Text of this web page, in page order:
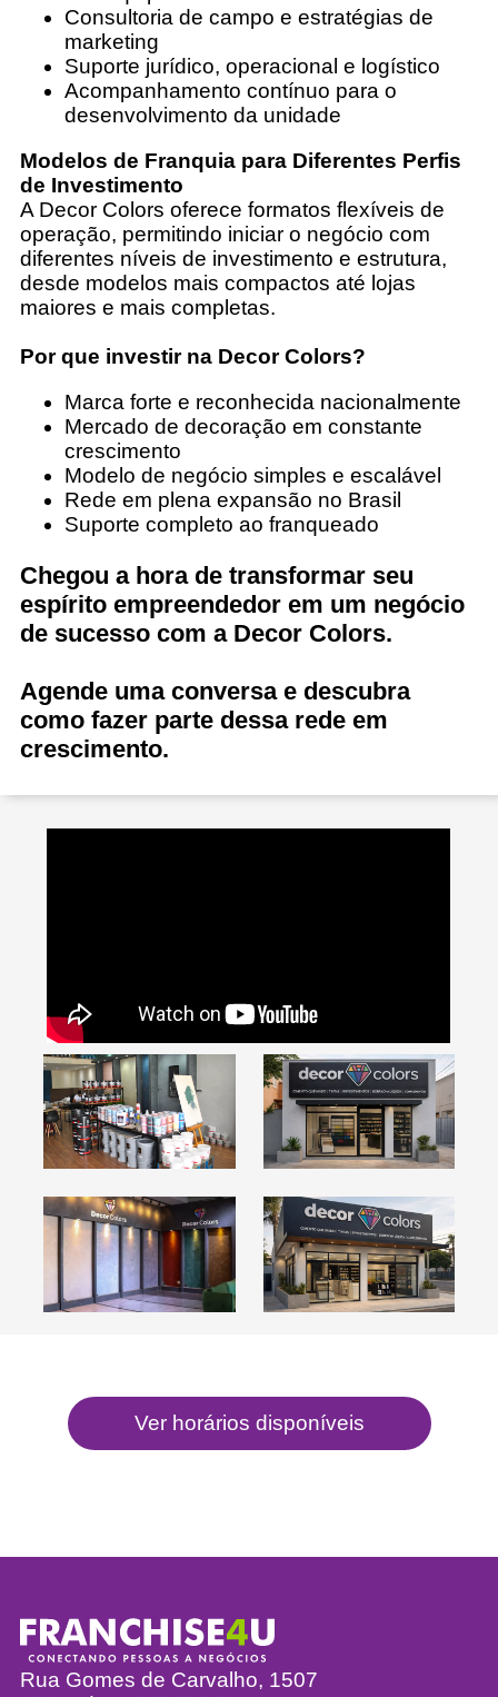
Consultoria de campo e estratégias de
marketing
Suporte jurídico, operacional e logístico
Acompanhamento contínuo para o
desenvolvimento da unidade
Modelos de Franquia para Diferentes Perfis
de Investimento
A Decor Colors oferece formatos flexíveis de
operação, permitindo iniciar o negócio com
diferentes níveis de investimento e estrutura,
desde modelos mais compactos até lojas
maiores e mais completas.
Por que investir na Decor Colors?
Marca forte e reconhecida nacionalmente
Mercado de decoração em constante
crescimento
Modelo de negócio simples e escalável
Rede em plena expansão no Brasil
Suporte completo ao franqueado
Chegou a hora de transformar seu
espírito empreendedor em um negócio
de sucesso com a Decor Colors.
Agende uma conversa e descubra
como fazer parte dessa rede em
crescimento.
Rua Gomes de Carvalho, 1507